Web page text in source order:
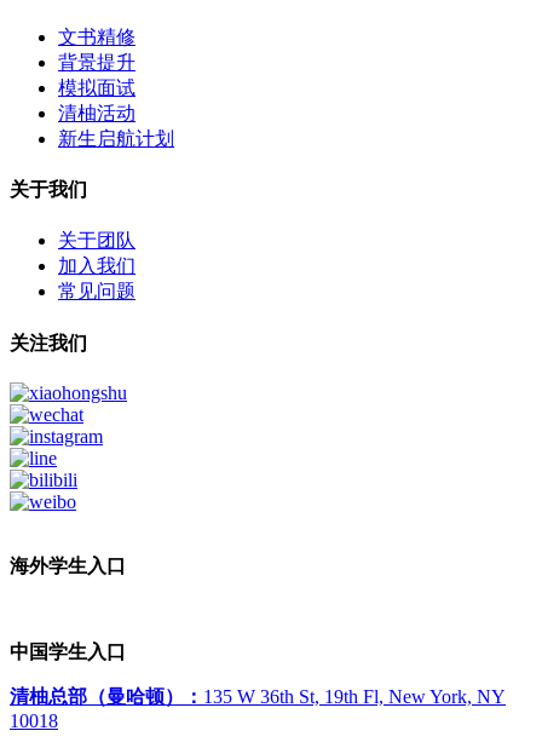
文书精修
背景提升
模拟面试
清柚活动
新生启航计划
关于我们
关于团队
加入我们
常见问题
关注我们
海外学生入口
中国学生入口
清柚总部（曼哈顿）： 135 W 36th St, 19th Fl, New York, NY
10018